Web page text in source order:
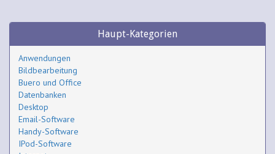
Haupt-Kategorien
Anwendungen
Bildbearbeitung
Buero und Office
Datenbanken
Desktop
Email-Software
Handy-Software
IPod-Software